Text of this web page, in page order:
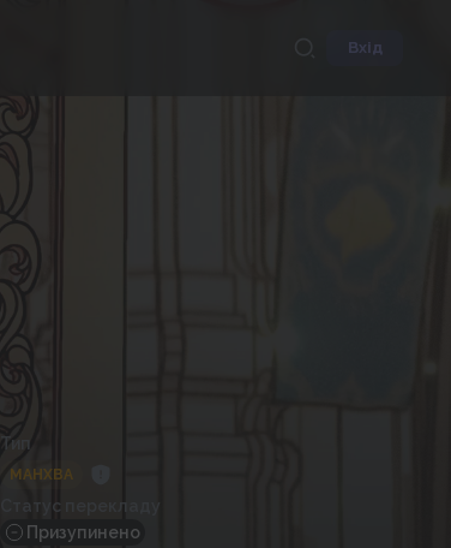
Вхід
Тип
МАНХВА
Статус перекладу
Призупинено